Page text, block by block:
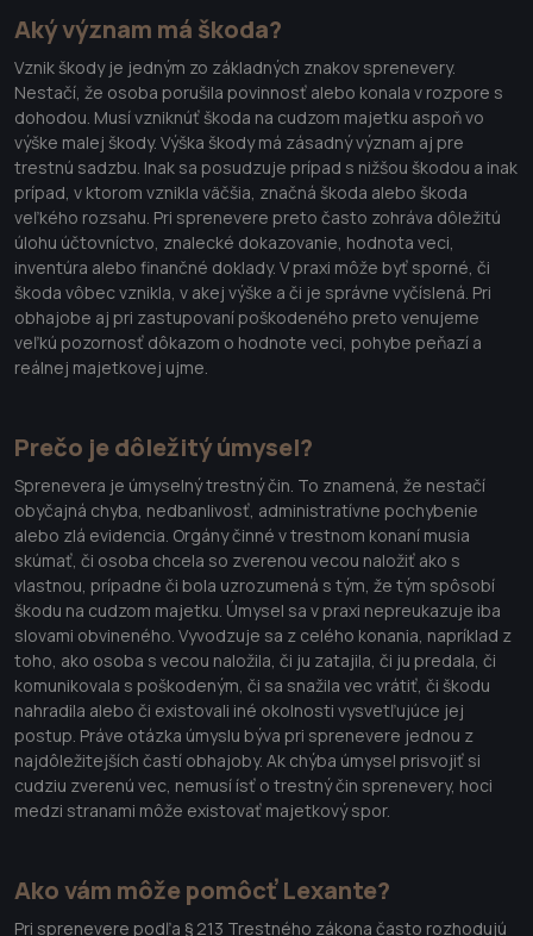
Aký význam má škoda?
Vznik škody je jedným zo základných znakov sprenevery.
Nestačí, že osoba porušila povinnosť alebo konala v rozpore s
dohodou. Musí vzniknúť škoda na cudzom majetku aspoň vo
výške malej škody. Výška škody má zásadný význam aj pre
trestnú sadzbu. Inak sa posudzuje prípad s nižšou škodou a inak
prípad, v ktorom vznikla väčšia, značná škoda alebo škoda
veľkého rozsahu. Pri sprenevere preto často zohráva dôležitú
úlohu účtovníctvo, znalecké dokazovanie, hodnota veci,
inventúra alebo finančné doklady. V praxi môže byť sporné, či
škoda vôbec vznikla, v akej výške a či je správne vyčíslená. Pri
obhajobe aj pri zastupovaní poškodeného preto venujeme
veľkú pozornosť dôkazom o hodnote veci, pohybe peňazí a
reálnej majetkovej ujme.
Prečo je dôležitý úmysel?
Sprenevera je úmyselný trestný čin. To znamená, že nestačí
obyčajná chyba, nedbanlivosť, administratívne pochybenie
alebo zlá evidencia. Orgány činné v trestnom konaní musia
skúmať, či osoba chcela so zverenou vecou naložiť ako s
vlastnou, prípadne či bola uzrozumená s tým, že tým spôsobí
škodu na cudzom majetku. Úmysel sa v praxi nepreukazuje iba
slovami obvineného. Vyvodzuje sa z celého konania, napríklad z
toho, ako osoba s vecou naložila, či ju zatajila, či ju predala, či
komunikovala s poškodeným, či sa snažila vec vrátiť, či škodu
nahradila alebo či existovali iné okolnosti vysvetľujúce jej
postup. Práve otázka úmyslu býva pri sprenevere jednou z
najdôležitejších častí obhajoby. Ak chýba úmysel prisvojiť si
cudziu zverenú vec, nemusí ísť o trestný čin sprenevery, hoci
medzi stranami môže existovať majetkový spor.
Ako vám môže pomôcť Lexante?
Pri sprenevere podľa § 213 Trestného zákona často rozhodujú